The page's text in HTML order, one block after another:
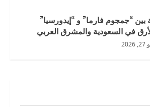
بين “جمجوم فارما” و “إيدورسيا”
في السعودية والمشرق العربي